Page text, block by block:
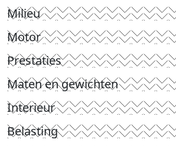
Milieu
Motor
Prestaties
Maten en gewichten
Interieur
Belasting